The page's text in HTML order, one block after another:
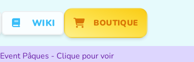
WIKI BOUTIQUE
Event Pâques - Clique pour voir